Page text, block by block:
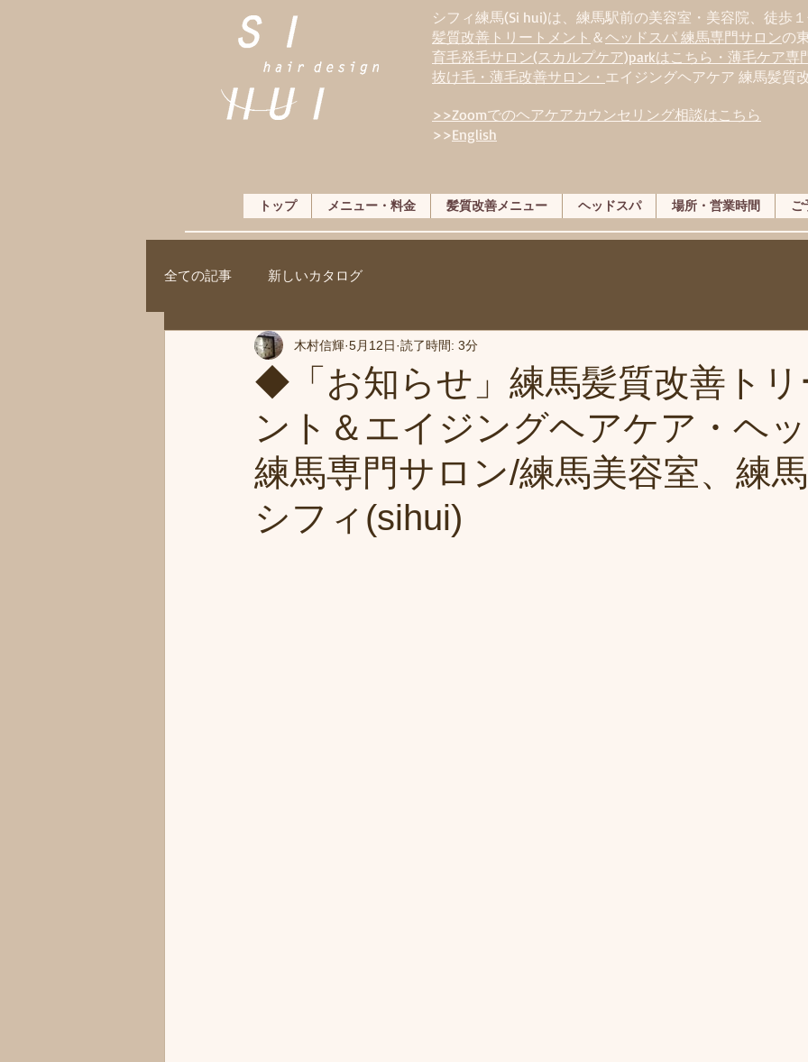
シフィ練馬(Si hui)は、 練馬駅前の美容室・美容院、徒歩
髪質改善トリートメント ＆ヘッドスパ 練馬専門サロンの
育毛発毛サロン(スカルプケア)parkはこちら・薄毛ケア専
抜け毛・薄毛改善サロン・ エイジングヘアケア 練馬髪質
>>Zoomでのヘアケアカウンセリング相談はこちら
>>English
トップ メニュー・料金 髪質改善メニュー ヘッドスパ 場所・営業時間 ご
全ての記事 新しいカタログ
◆「お知らせ」練馬髪質改善トリ
ント＆エイジングヘアケア・ヘ
練馬専門サロン/練馬美容室、練
シフィ(sihui)
木村信輝 5月12日 読了時間: 3分